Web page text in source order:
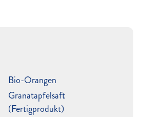
Bio-Orangen
Granatapfelsaft
(Fertigprodukt)